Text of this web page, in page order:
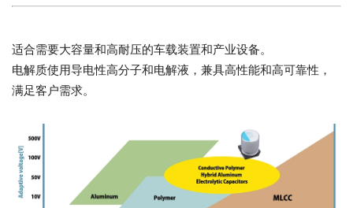
适合需要大容量和高耐压的车载装置和产业设备。
电解质使用导电性高分子和电解液，兼具高性能和高可靠性，
满足客户需求。